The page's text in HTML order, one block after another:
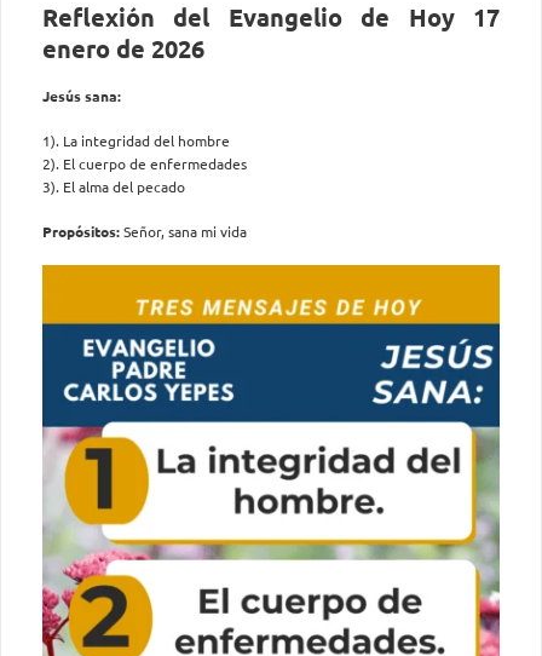
Reflexión del Evangelio de Hoy 17
enero de 2026
Jesús sana:
1). La integridad del hombre
2). El cuerpo de enfermedades
3). El alma del pecado
Propósitos:Señor, sana mi vida